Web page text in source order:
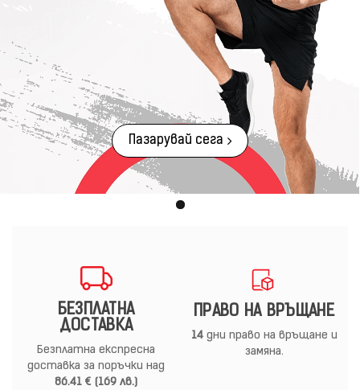
Пазарувай сега
БЕЗПЛАТНА
ДОСТАВКА
Безплатна експресна
доставка за поръчки над
86.41 € (169 лв.)
ПРАВО НА ВРЪЩАНЕ
14дни право на връщане и
замяна.